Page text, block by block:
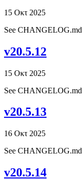
15 Οκτ 2025
See CHANGELOG.md
v20.5.12
15 Οκτ 2025
See CHANGELOG.md
v20.5.13
16 Οκτ 2025
See CHANGELOG.md
v20.5.14